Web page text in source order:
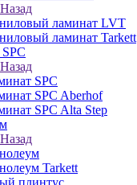
Назад
ламинат LVT
ламинат Tarkett
Назад
SPC
SPC Aberhof
SPC Alta Step
Назад
Tarkett
плинтус